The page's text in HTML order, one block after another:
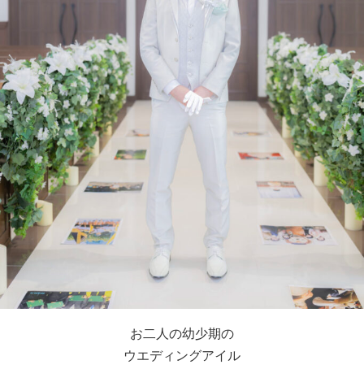
お二人の幼少期の
ウエディングアイル